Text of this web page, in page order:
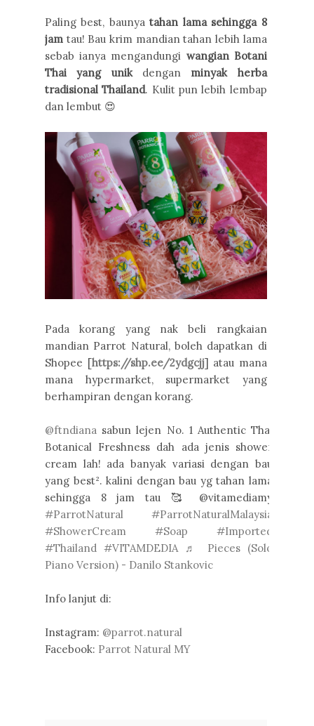
Paling best, baunyatahan lama sehingga 8
jam tau! Bau krim mandian tahan lebih lama
sebab ianya mengandungi wangian Botani
Thai yang unikdengan minyak herba
tradisional Thailand. Kulit pun lebih lembap
dan lembut 😍
Pada korang yang nak beli rangkaian
mandian Parrot Natural, boleh dapatkan di
Shopee [https://shp.ee/2ydgcjj] atau mana
mana hypermarket, supermarket yang
berhampiran dengan korang.
@ftndiana sabun lejen No. 1 Authentic Thai
Botanical Freshness dah ada jenis shower
cream lah! ada banyak variasi dengan bau
yang best². kalini dengan bau yg tahan lama
sehingga 8 jam tau 🥰 @vitamediamy
#ParrotNatural
#ParrotNaturalMalaysia
#ShowerCream
#Soap
#Imported
#Thailand #VITAMDEDIA
♬ Pieces (Solo
Piano Version) - Danilo Stankovic
Info lanjut di:
Instagram: @parrot.natural
Facebook: Parrot Natural MY